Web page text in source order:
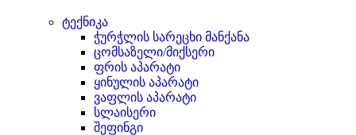
ტექნიკა
ჭურჭლის სარეცხი მანქანა
ცომსაზელი/მიქსერი
ფრის აპარატი
ყინულის აპარატი
ვაფლის აპარატი
სლაისერი
შეფინგი